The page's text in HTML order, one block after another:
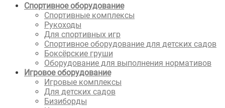
Спортивное оборудование
Спортивные комплексы
Рукоходы
Для спортивных игр
Спортивное оборудование для детских садов
Боксёрские груши
Оборудование для выполнения нормативов
Игровое оборудование
Игровые комплексы
Для детских садов
Бизиборды